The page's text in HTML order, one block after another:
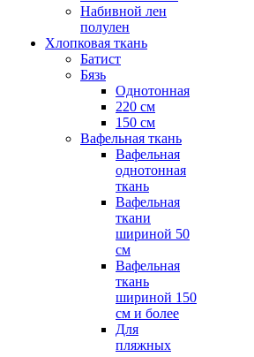
Набивной лен
полулен
Хлопковая ткань
Батист
Бязь
Однотонная
220 см
150 см
Вафельная ткань
Вафельная
однотонная
ткань
Вафельная
ткани
шириной 50
см
Вафельная
ткань
шириной 150
см и более
Для
пляжных